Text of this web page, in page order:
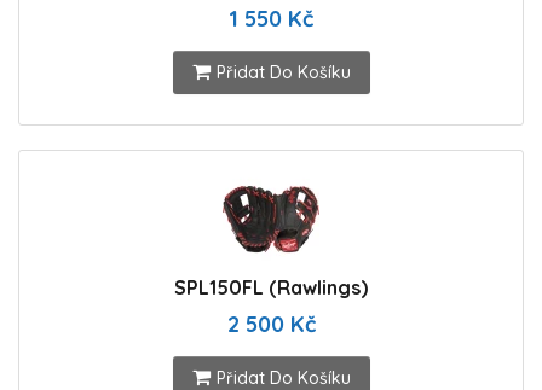
1 550 Kč
Přidat Do Košíku
SPL150FL (Rawlings)
2 500 Kč
Přidat Do Košíku